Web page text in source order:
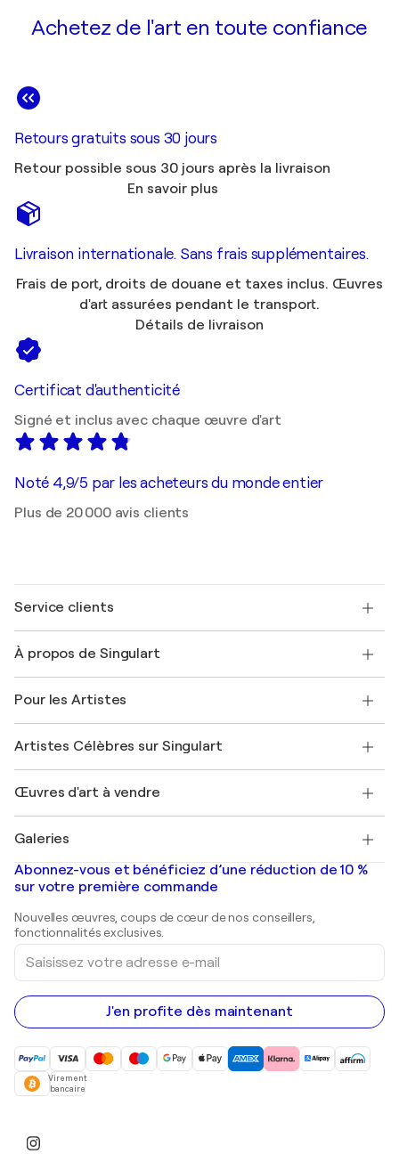
Achetez de l'art en toute confiance
Retours gratuits sous 30 jours
Retour possible sous 30 jours après la livraison
En savoir plus
Livraison internationale. Sans frais supplémentaires.
Frais de port, droits de douane et taxes inclus. Œuvres
d'art assurées pendant le transport.
Détails de livraison
Certificat d'authenticité
Signé et inclus avec chaque œuvre d'art
Noté 4,9/5 par les acheteurs du monde entier
Plus de 20 000 avis clients
Service clients
Expédition
Offrir une carte cadeau
Rejoignez notre programme commercial
Mon compte
+33 1 76 44 06 42
À propos de Singulart
FAQ
Magazine Singulart
Emplois
Découvrez une sélection d'art original
Pour les Artistes
Se connecter en tant qu'Artiste
Artistes Célèbres sur Singulart
Marc Chagall
Banksy
Mr. Brainwash
Shepard Fairey
Œuvres d'art à vendre
Tableaux abstraits à vendre
Peintures de paysage
Estampes
Peintures acryliques
Galeries
Galeries d'art en France
Galeries d'art en Belgique
Abonnez-vous et bénéficiez d’une réduction de 10 %
sur votre première commande
Nouvelles œuvres, coups de cœur de nos conseillers,
fonctionnalités exclusives.
Saisissez
votre
adresse
e-
mail
J'en profite dès maintenant
Virement
bancaire